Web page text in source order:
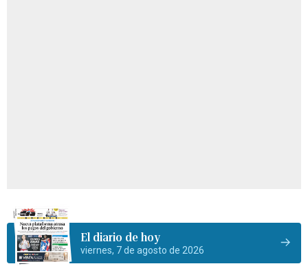
El diario de hoy
viernes, 7 de agosto de 2026